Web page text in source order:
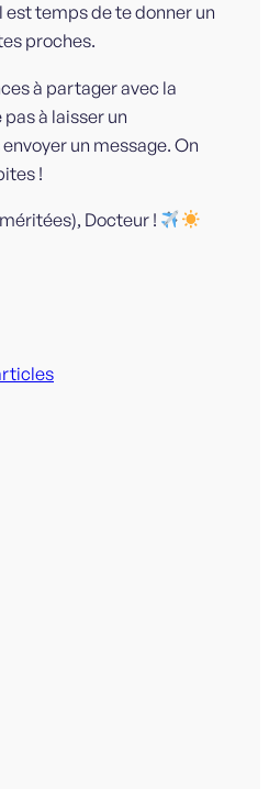
temps de te donner un
proches.
à partager avec la
à laisser un
un message. On
!
Docteur !